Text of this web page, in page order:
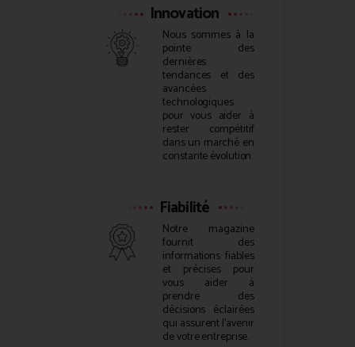
Innovation
Nous sommes à la
pointe des
dernières
tendances et des
avancées
technologiques
pour vous aider à
rester compétitif
dans un marché en
constante évolution.
Fiabilité
Notre magazine
fournit des
informations fiables
et précises pour
vous aider à
prendre des
décisions éclairées
qui assurent l’avenir
de votre entreprise.